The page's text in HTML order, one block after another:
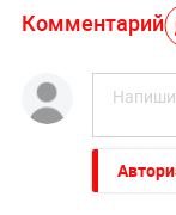
Комментарий